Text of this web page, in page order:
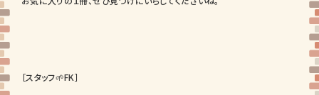
［スタッフ🌱FK］